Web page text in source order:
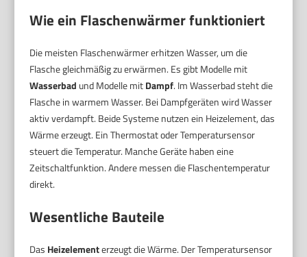
Wie ein Flaschenwärmer funktioniert
Die meisten Flaschenwärmer erhitzen Wasser, um die
Flasche gleichmäßig zu erwärmen. Es gibt Modelle mit
Wasserbad und Modelle mitDampf. Im Wasserbad steht die
Flasche in warmem Wasser. Bei Dampfgeräten wird Wasser
aktiv verdampft. Beide Systeme nutzen ein Heizelement, das
Wärme erzeugt. Ein Thermostat oder Temperatursensor
steuert die Temperatur. Manche Geräte haben eine
Zeitschaltfunktion. Andere messen die Flaschentemperatur
direkt.
Wesentliche Bauteile
Das Heizelementerzeugt die Wärme. Der Temperatursensor